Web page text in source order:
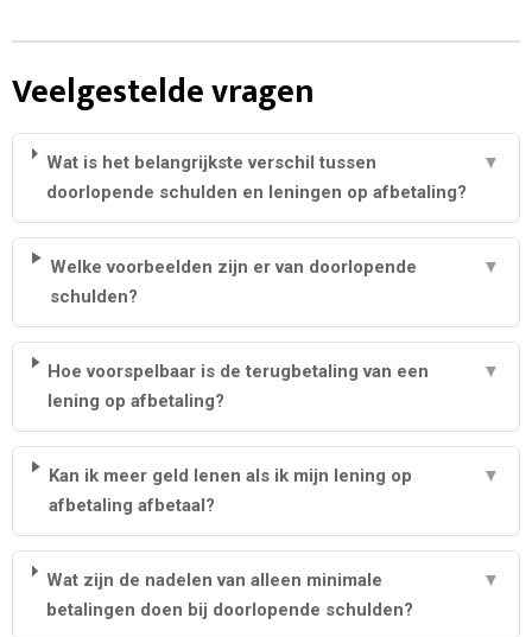
Veelgestelde vragen
Wat is het belangrijkste verschil tussen
doorlopende schulden en leningen op afbetaling?
▼
Welke voorbeelden zijn er van doorlopende
schulden?
▼
Hoe voorspelbaar is de terugbetaling van een
lening op afbetaling?
▼
Kan ik meer geld lenen als ik mijn lening op
afbetaling afbetaal?
▼
Wat zijn de nadelen van alleen minimale
betalingen doen bij doorlopende schulden?
▼